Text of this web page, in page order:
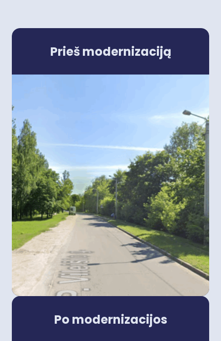
Prieš modernizaciją
Po modernizacijos